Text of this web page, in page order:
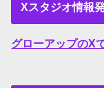
Xスタジオ情報
グローアップのX